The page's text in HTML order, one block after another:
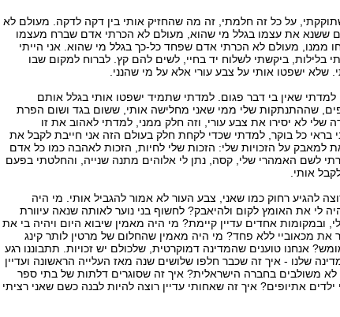
על כל זה חלמתי, זה מה שהחזיק אותי בין דקה לדקה. מעולם לא
ששנא את עצמו בגלל מי שהוא, מעולם לא הכרתי אדם שברח מעצמו
ממנו, מעולם לא הכרתי אדם שפחד כל-כך בגלל מי שהוא. אני הייתי
בלילות, ביקשתי לשלוח יד בחיי, לשים להם קץ. לברוח למקום שבו
שלא ישפטו אותי על צבע עורי אלא על מי שהנני.
שאין בי דבר פגום. למדתי שתמיד ישפטו אותי בגלל אותם
שההתנתקות שלי ממי שאני מחלישה אותי, ששום בגד ושום הפרת
שלי לא יסירו את צבע עורי, וזה חלק ממני, למדתי לאהוב את זו
בראי כל בוקר, למדתי שכדי לקחת חלק בעולם הזה אני חייבת לקבל את
למאבק על הזכויות שלי: הזכות שלי לחיות, הזכות לאהבה כמו כל אדם
לשם האמהרי שלי, קסה, נתן לי אלוהים מתנה שנייה, והחלטתי בפעם
אותי.
להגיע רחוק כמו שאני, צבע העור לא אמור להגביל אותי. מי היה
לי את האומץ לקום ולהיאבק? לחשוף בני נוער לאותה שנאה עיוורת
ובמקומות אחדים עדיין קיימת? מי היה מאמין שיבוא היום ויהיה בי את
את מכאוביי ללא פחד? מי היה מאמין שהחלום של מרטין לותר קינג
אנחנו טוענים שהמדינה דמוקרטית, שלכולם יש זכויות. תתבוננו רגע
שלנו - איך זה שכבר חלפו שלושים שנה מאז העלייה הראשונה ועדיין
לא משולבים בחברה הישראלית? איך זה שסוגרים דלתות של בתי ספר
ילדים אתיופים? איך זה שאחותי עדיין רוצה להיות לבנה כשם שאני רציתי